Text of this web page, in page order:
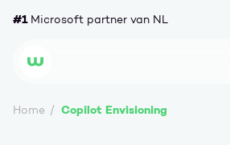
#1Microsoft partner van NL
Wortell
Home Copilot Envisioning